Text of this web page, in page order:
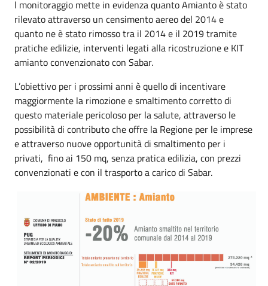
l monitoraggio mette in evidenza quanto Amianto è stato
rilevato attraverso un censimento aereo del 2014 e
quanto ne è stato rimosso tra il 2014 e il 2019 tramite
pratiche edilizie, interventi legati alla ricostruzione e KIT
amianto convenzionato con Sabar.
L’obiettivo per i prossimi anni è quello di incentivare
maggiormente la rimozione e smaltimento corretto di
questo materiale pericoloso per la salute, attraverso le
possibilità di contributo che offre la Regione per le imprese
e attraverso nuove opportunità di smaltimento per i
privati, fino ai 150 mq, senza pratica edilizia, con prezzi
convenzionati e con il trasporto a carico di Sabar.